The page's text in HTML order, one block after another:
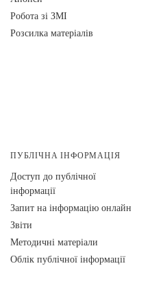
Робота зі ЗМІ
Розсилка матеріалів
ПУБЛІЧНА ІНФОРМАЦІЯ
Доступ до публічної
інформації
Запит на інформацію онлайн
Звіти
Методичні матеріали
Облік публічної інформації